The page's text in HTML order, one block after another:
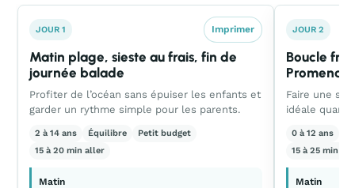
JOUR 1 Imprimer
Matin plage, sieste au frais, fin de
journée balade
Profiter de l’océan sans épuiser les enfants et
garder un rythme simple pour les parents.
2 à 14 ans Équilibre
Petit budget
15 à 20 min aller
Matin
JOUR 2
Boucle
Faire une
idéale quand
0 à 12 ans
15 à 25 min
Matin